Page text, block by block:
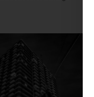
Dieses Produkt weist mehrere Varianten auf. Die Optionen können auf der Produktseite gewählt werden